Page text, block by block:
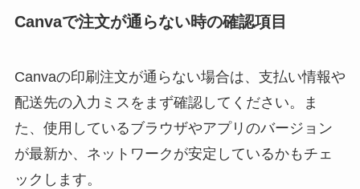
Canvaで注文が通らない時の確認項目
Canvaの印刷注文が通らない場合は、支払い情報や
配送先の入力ミスをまず確認してください。ま
た、使用しているブラウザやアプリのバージョン
が最新か、ネットワークが安定しているかもチェ
ックします。